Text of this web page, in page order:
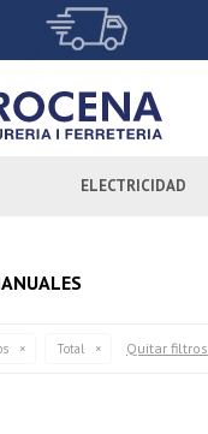
ELECTRICIDAD
Total Quitar filtros